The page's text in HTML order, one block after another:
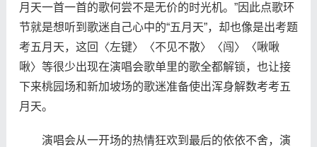
月天一首一首的歌何尝不是无价的时光机。”因此点歌环
节就是想听到歌迷自己心中的“五月天”，却也像是出考题
考五月天，这回〈左键〉〈不见不散〉〈闯〉〈啾啾
啾〉等很少出现在演唱会歌单里的歌全都解锁，也让接
下来桃园场和新加坡场的歌迷准备使出浑身解数考考五
月天。
演唱会从一开场的热情狂欢到最后的依依不舍，演